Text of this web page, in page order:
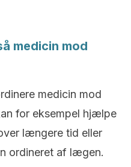
medicin mod
medicin mod
for eksempel hjælpe
længere tid eller
ordineret af lægen.